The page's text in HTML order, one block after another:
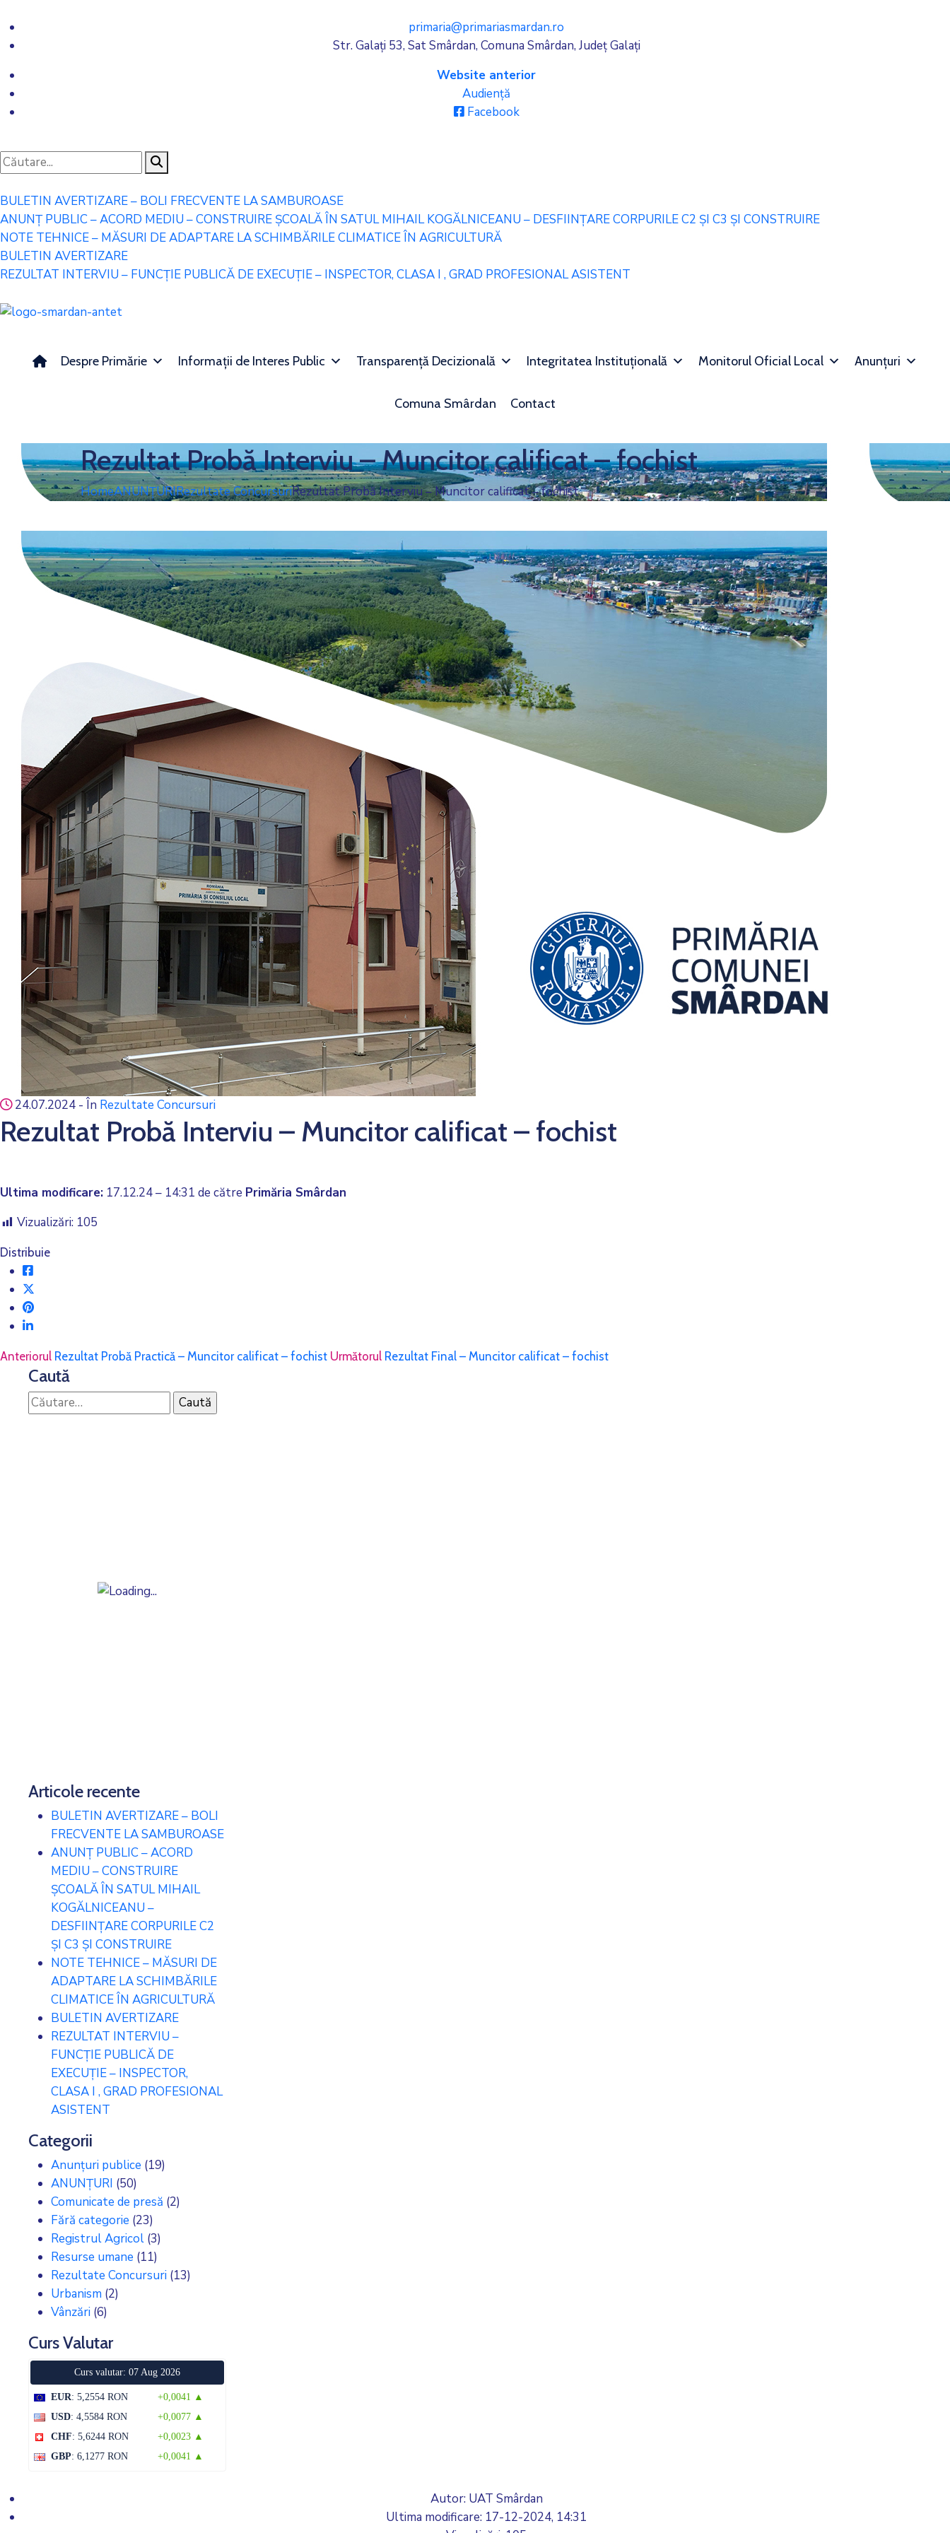
primaria@primariasmardan.ro
Str. Galați 53, Sat Smârdan, Comuna Smârdan, Județ Galați
Website anterior
Audiență
Facebook
BULETIN AVERTIZARE – BOLI FRECVENTE LA SAMBUROASE
ANUNȚ PUBLIC – ACORD MEDIU – CONSTRUIRE ȘCOALĂ ÎN SATUL MIHAIL KOGĂLNICEANU – DESFIINȚARE CORPURILE C2 ȘI C3 ȘI CONSTRUIRE
NOTE TEHNICE – MĂSURI DE ADAPTARE LA SCHIMBĂRILE CLIMATICE ÎN AGRICULTURĂ
BULETIN AVERTIZARE
REZULTAT INTERVIU – FUNCȚIE PUBLICĂ DE EXECUȚIE – INSPECTOR, CLASA I , GRAD PROFESIONAL ASISTENT
Despre Primărie Informații de Interes Public Transparență Decizională Integritatea Instituțională Monitorul Oficial Local Anunțuri
Comuna Smârdan Contact
Rezultat Probă Interviu – Muncitor calificat – fochist
HomeANUNȚURIRezultate ConcursuriRezultat Probă Interviu – Muncitor calificat – fochist
24.07.2024 - În Rezultate Concursuri
Rezultat Probă Interviu – Muncitor calificat – fochist
Ultima modificare: 17.12.24 – 14:31 de către Primăria Smârdan
Vizualizări: 105
Distribuie
Anteriorul Rezultat Probă Practică – Muncitor calificat – fochist Următorul Rezultat Final – Muncitor calificat – fochist
Caută
Articole recente
BULETIN AVERTIZARE – BOLI
FRECVENTE LA SAMBUROASE
ANUNȚ PUBLIC – ACORD
MEDIU – CONSTRUIRE
ȘCOALĂ ÎN SATUL MIHAIL
KOGĂLNICEANU –
DESFIINȚARE CORPURILE C2
ȘI C3 ȘI CONSTRUIRE
NOTE TEHNICE – MĂSURI DE
ADAPTARE LA SCHIMBĂRILE
CLIMATICE ÎN AGRICULTURĂ
BULETIN AVERTIZARE
REZULTAT INTERVIU –
FUNCȚIE PUBLICĂ DE
EXECUȚIE – INSPECTOR,
CLASA I , GRAD PROFESIONAL
ASISTENT
Categorii
Anunțuri publice (19)
ANUNȚURI (50)
Comunicate de presă (2)
Fără categorie (23)
Registrul Agricol (3)
Resurse umane (11)
Rezultate Concursuri (13)
Urbanism (2)
Vânzări (6)
Curs Valutar
Curs valutar: 07 Aug 2026
EUR: 5,2554 RON
+0,0041 ▲
USD: 4,5584 RON
+0,0077 ▲
CHF: 5,6244 RON
+0,0023 ▲
GBP: 6,1277 RON +0,0041 ▲
Autor: UAT Smârdan
Ultima modificare: 17-12-2024, 14:31